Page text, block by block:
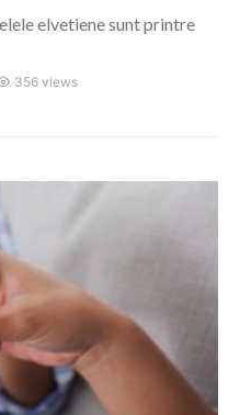
elvetiene sunt printre
356 views